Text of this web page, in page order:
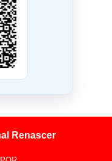
Renascer